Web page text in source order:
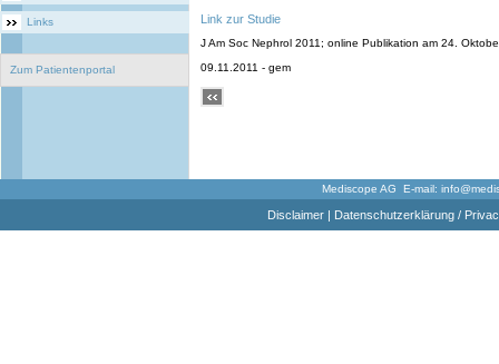
Links
Zum Patientenportal
Link zur Studie
J Am Soc Nephrol 2011; online Publikation am 24.
09.11.2011 - gem
Mediscope AG E-mail:
Disclaimer| Datenschutzerklärung /